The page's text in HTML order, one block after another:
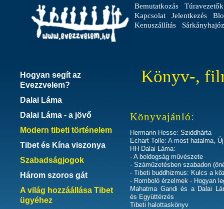
Bemutatkozás
Túravezetők
Kapcsolat
Jelentkezés
Kenuszállítás
Hogyan segít az
Evezzvelem?
Dalai Láma
Dalai Láma - a jövő
Modern tibeti történelem
Tibet és Kína viszonya
Szabadságjogok
Három szoros gát
A világ hozzáállása Tibet
ügyéhez
Könyv-,
Könyvajánló:
Hermann Hesse: Sziddhárta
Echart Tolle: A most hatalma,
HH Dalai Láma:
- A boldogság művészete
- Száműzetésben szabadon
- Tibeti buddhizmus: Kulcs a
- Romboló érzelmek - Hogyan
Mahatma Gandi és a Dalai
és Együttérzés
Tibeti halottaskönyv